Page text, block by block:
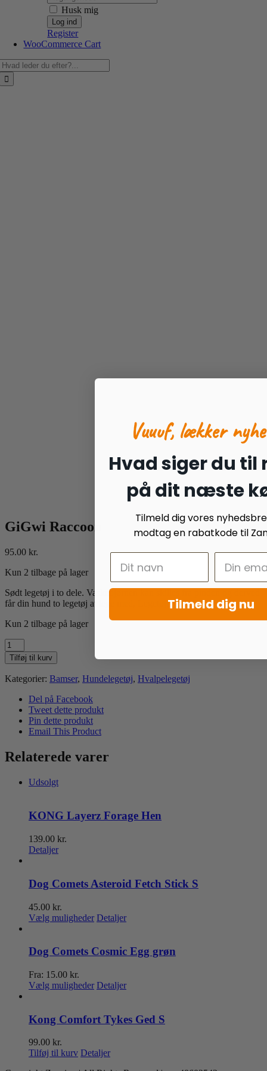
Husk mig
Register
WooCommerce Cart
GiGwi Raccoon
95.00 kr.
Kun 2 tilbage på lager
Sødt legetøj i to dele. Vaskebjørnen kan skilles fra pinden og derved
får din hund to legetøj at lege med, Legetøjet indeholder piv.
Kun 2 tilbage på lager
GiGwi
Raccoon
antal
Tilføj til kurv
Kategorier: Bamser, Hundelegetøj, Hvalpelegetøj
Del på Facebook
Tweet dette produkt
Pin dette produkt
Email This Product
Relaterede varer
Udsolgt
KONG Layerz Forage Hen
139.00 kr.
Detaljer
Dog Comets Asteroid Fetch Stick S
45.00 kr.
Vælg muligheder Dette
flere
kan
vælges
varesiden
Detaljer
Dog Comets Cosmic Egg grøn
Fra: 15.00 kr.
Vælg muligheder Dette
flere
varianter.
kan
vælges
Detaljer
Kong Comfort Tykes Ged S
99.00 kr.
Tilføj til kurv Detaljer
Vuuuf, lækker
Hvad siger du til
på dit næste
Tilmeld dig vores
modtag en rabatkode til
Tilmeld dig nu